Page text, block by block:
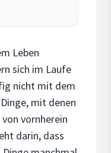
Leben
sich im Laufe
nicht mit dem
mit denen
vornherein
darin, dass